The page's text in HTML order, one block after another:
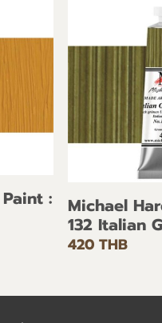
:
Michael
132 Italian
420 THB